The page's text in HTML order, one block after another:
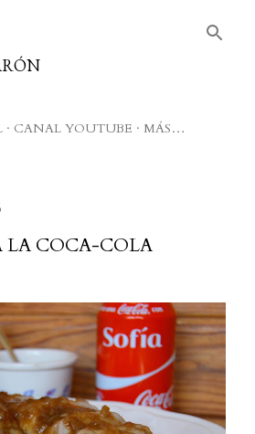
CANAL YOUTUBE MÁS…
LA COCA-COLA